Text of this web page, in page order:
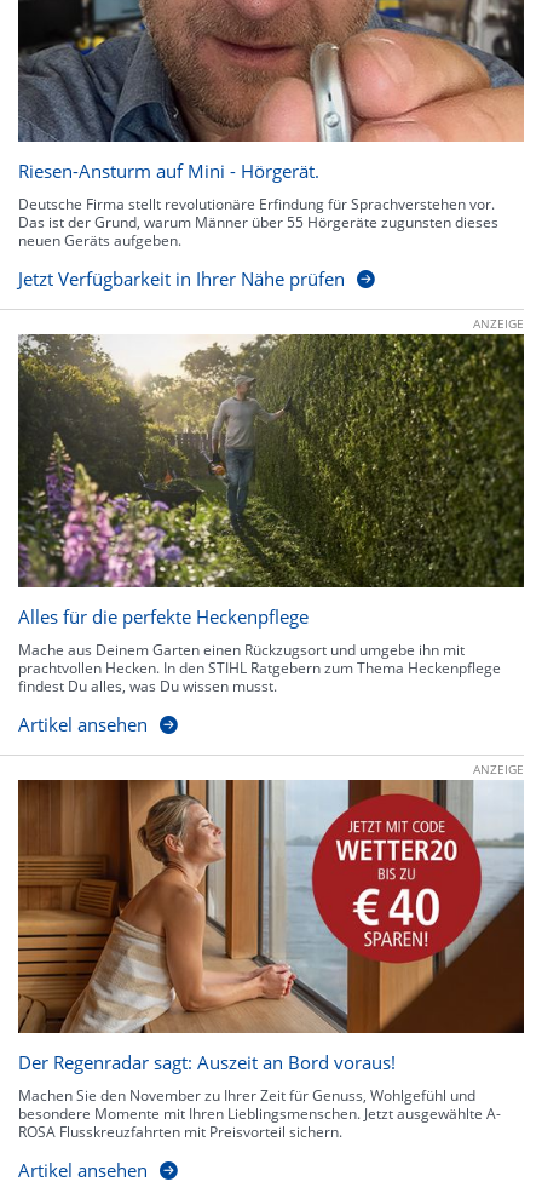
Riesen-Ansturm auf Mini - Hörgerät.
Deutsche Firma stellt revolutionäre Erfindung für Sprachverstehen vor.
Das ist der Grund, warum Männer über 55 Hörgeräte zugunsten dieses
neuen Geräts aufgeben.
Jetzt Verfügbarkeit in Ihrer Nähe prüfen
ANZEIGE
Alles für die perfekte Heckenpflege
Mache aus Deinem Garten einen Rückzugsort und umgebe ihn mit
prachtvollen Hecken. In den STIHL Ratgebern zum Thema Heckenpflege
findest Du alles, was Du wissen musst.
Artikel ansehen
ANZEIGE
Der Regenradar sagt: Auszeit an Bord voraus!
Machen Sie den November zu Ihrer Zeit für Genuss, Wohlgefühl und
besondere Momente mit Ihren Lieblingsmenschen. Jetzt ausgewählte A-
ROSA Flusskreuzfahrten mit Preisvorteil sichern.
Artikel ansehen